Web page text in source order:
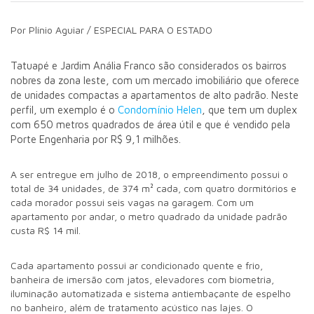
Por Plínio Aguiar / ESPECIAL PARA O ESTADO
Tatuapé e Jardim Anália Franco são considerados os bairros
nobres da zona leste, com um mercado imobiliário que oferece
de unidades compactas a apartamentos de alto padrão. Neste
perfil, um exemplo é o Condomínio Helen , que tem um duplex
com 650 metros quadrados de área útil e que é vendido pela
Porte Engenharia por R$ 9,1 milhões.
A ser entregue em julho de 2018, o empreendimento possui o
total de 34 unidades, de 374 m² cada, com quatro dormitórios e
cada morador possui seis vagas na garagem. Com um
apartamento por andar, o metro quadrado da unidade padrão
custa R$ 14 mil.
Cada apartamento possui ar condicionado quente e frio,
banheira de imersão com jatos, elevadores com biometria,
iluminação automatizada e sistema antiembaçante de espelho
no banheiro, além de tratamento acústico nas lajes. O